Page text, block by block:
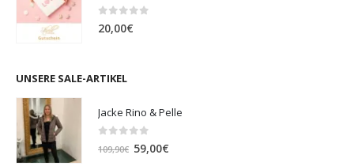
0 out of 5
20,00€
UNSERE SALE-ARTIKEL
Jacke Rino & Pelle
out of 5
109,90€ Ursprünglicher
59,00€